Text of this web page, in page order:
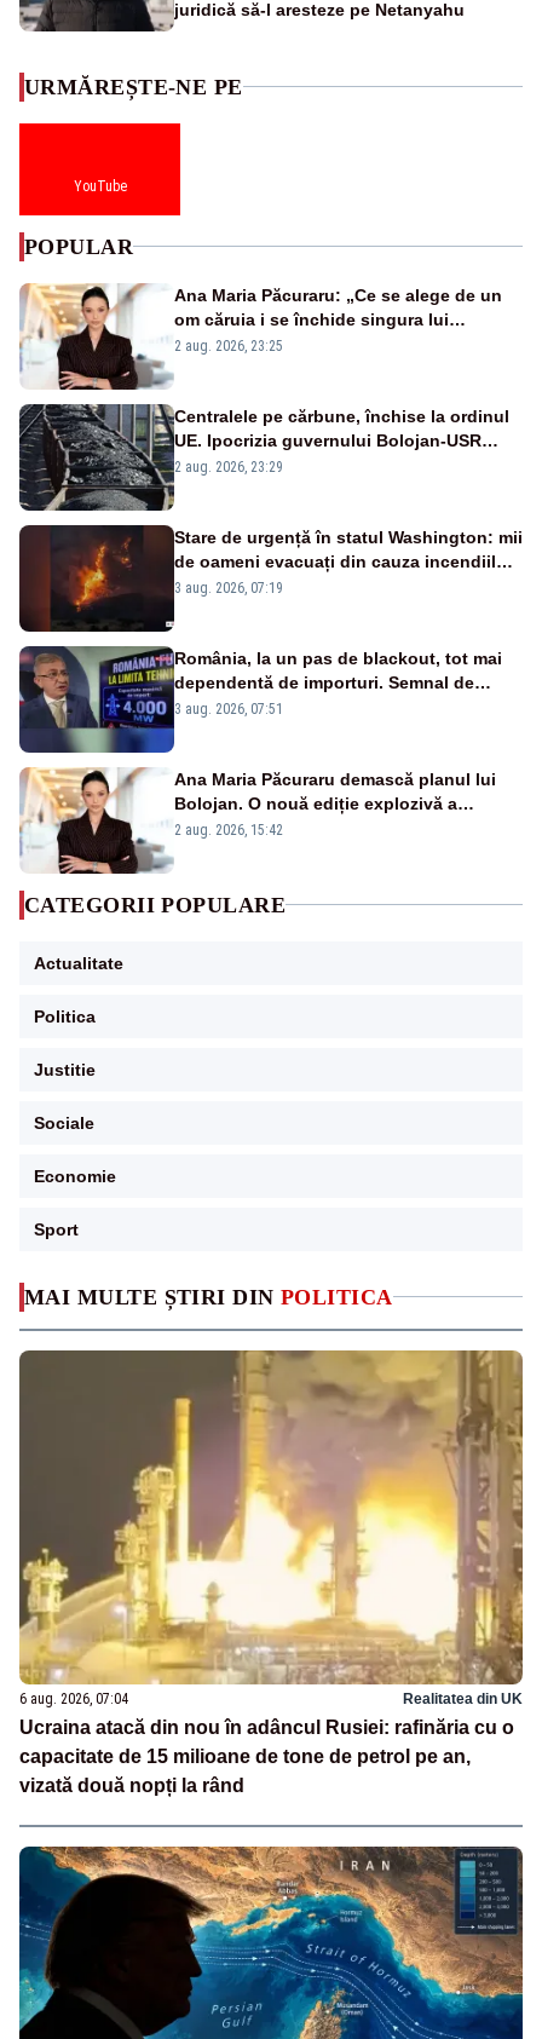
juridică să-l aresteze pe Netanyahu
MAI MULTE ȘTIRI DIN POLITICA
6 aug. 2026, 07:04 Realitatea din UK
Ucraina atacă din nou în adâncul Rusiei: rafinăria cu o
capacitate de 15 milioane de tone de petrol pe an,
vizată două nopți la rând
URMĂREȘTE-NE PE
YouTube
POPULAR
Ana Maria Păcuraru: „Ce se alege de un
om căruia i se închide singura lui
portiță?”
2 aug. 2026, 23:25
Centralele pe cărbune, închise la ordinul
UE. Ipocrizia guvernului Bolojan-USR
după starea de alertă
2 aug. 2026, 23:29
Stare de urgență în statul Washington: mii
de oameni evacuați din cauza incendiilor
puternice de vegetație
3 aug. 2026, 07:19
România, la un pas de blackout, tot mai
dependentă de importuri. Semnal de
alarmă tras de un expert în energie
3 aug. 2026, 07:51
Ana Maria Păcuraru demască planul lui
Bolojan. O nouă ediție explozivă a
emisiunii „Miza Zilei” la Realitatea PLUS
2 aug. 2026, 15:42
CATEGORII POPULARE
Actualitate
Politica
Justitie
Sociale
Economie
Sport